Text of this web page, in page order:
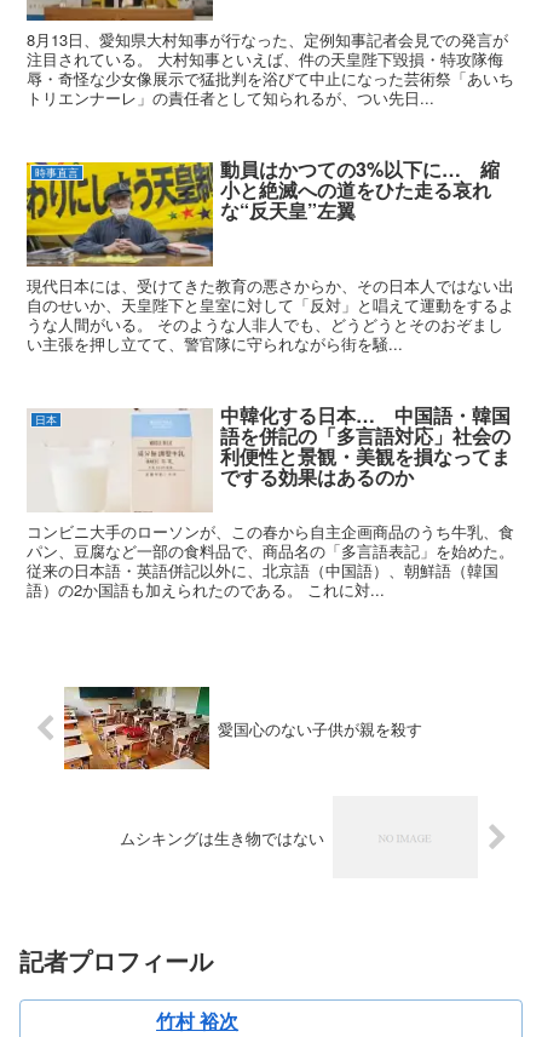
8月13日、愛知県大村知事が行なった、定例知事記者会見での発言が
注目されている。 大村知事といえば、件の天皇陛下毀損・特攻隊侮
辱・奇怪な少女像展示で猛批判を浴びて中止になった芸術祭「あいち
トリエンナーレ」の責任者として知られるが、つい先日...
時事直言 動員はかつての3%以下に… 縮
小と絶滅への道をひた走る哀れ
な“反天皇”左翼
現代日本には、受けてきた教育の悪さからか、その日本人ではない出
自のせいか、天皇陛下と皇室に対して「反対」と唱えて運動をするよ
うな人間がいる。 そのような人非人でも、どうどうとそのおぞまし
い主張を押し立てて、警官隊に守られながら街を騒...
日本 中韓化する日本… 中国語・韓国
語を併記の「多言語対応」社会の
利便性と景観・美観を損なってま
でする効果はあるのか
コンビニ大手のローソンが、この春から自主企画商品のうち牛乳、食
パン、豆腐など一部の食料品で、商品名の「多言語表記」を始めた。
従来の日本語・英語併記以外に、北京語（中国語）、朝鮮語（韓国
語）の2か国語も加えられたのである。 これに対...
愛国心のない子供が親を殺す
ムシキングは生き物ではない
記者プロフィール
竹村 裕次